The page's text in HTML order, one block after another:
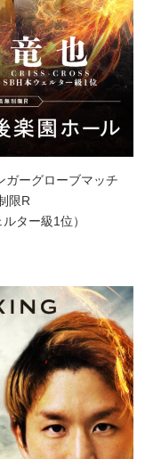
ーグローブマッチ
限R
ター級1位）